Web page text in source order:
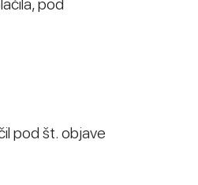
pod
pod št. objave